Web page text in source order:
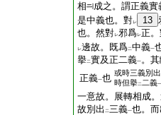
相
成之。謂正義
是中義也。對レ 13
也。然對レ邪爲レ正
レ邊故。既爲二中義一
擧二實及正二義一。
正義一也 或時三義別
時但擧二 二義一
一意故。展轉相成
故別出 二三義一也。